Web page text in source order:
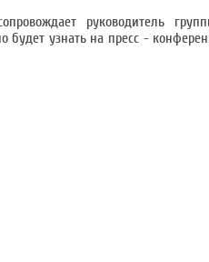
руководитель
будет узнать на пресс -